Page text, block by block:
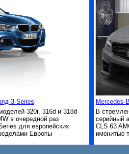
3-Series
320i, 316d и 318d
в очередной раз
для европейских
Европы
Mercedes-
В
серийный
CLS 63
именитые